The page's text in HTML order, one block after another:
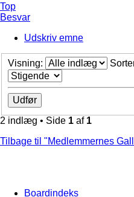
Top
Besvar
Udskriv emne
Visning:
2 indlæg • Side 1 af 1
Tilbage til "Medlemmernes
Boardindeks